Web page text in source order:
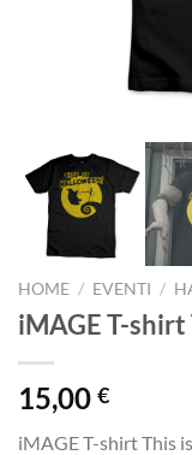
HOME / EVENTI /
iMAGE T-
15,00 €
iMAGE T-shirt This